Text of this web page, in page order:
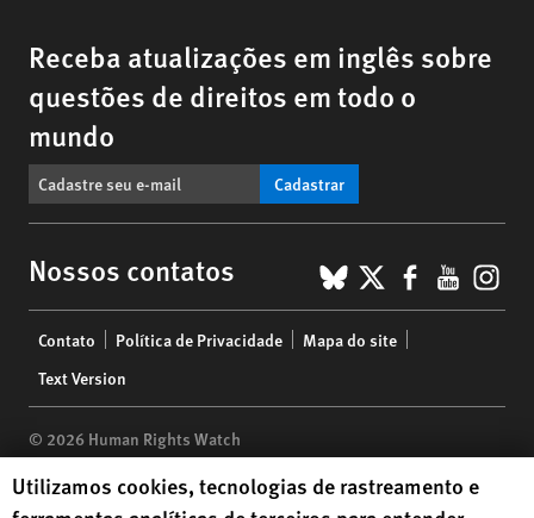
Receba atualizações em inglês sobre
questões de direitos em todo o
mundo
Cadastrar
Nossos contatos BlueSky
X
menu
Contato Política de Privacidade
Mapa do site
Text Version
© 2026 Human Rights Watch
Human Rights Watch| 350 Fifth Avenue, 34th Floor | New York,
Human Rights Watch cookie preferences
Utilizamos cookies, tecnologias de rastreamento e